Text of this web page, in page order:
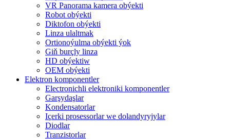
VR Panorama kamera obýekti
Robot obýekti
Diktofon obýekti
Linza ulaltmak
Ortionoýulma obýekti ýok
Giň burçly linza
HD obýektiw
OEM obýekti
Elektron komponentler
Electronichli elektroniki komponentler
Garşydaşlar
Kondensatorlar
Içerki prosessorlar we dolandyryjylar
Diodlar
Tranzistorlar